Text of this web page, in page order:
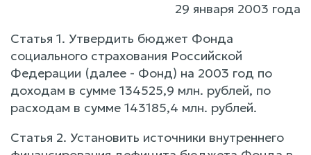
29 января 2003 года
Статья 1. Утвердить бюджет Фонда
социального страхования Российской
Федерации (далее - Фонд) на 2003 год по
доходам в сумме 134525,9 млн. рублей, по
расходам в сумме 143185,4 млн. рублей.
Статья 2. Установить источники внутреннего